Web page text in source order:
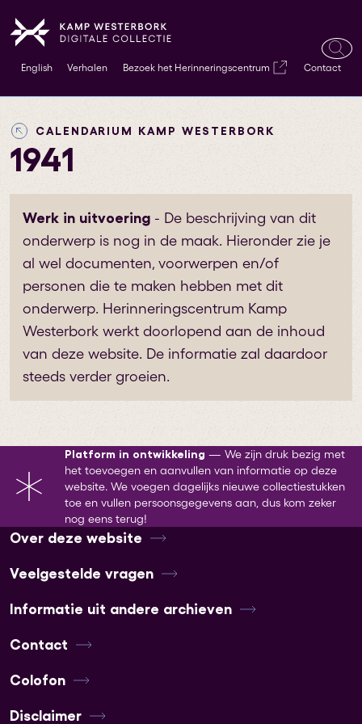
English Verhalen Bezoek het Herinneringscentrum Contact
CALENDARIUM KAMP WESTERBORK
1941
Werk in uitvoering - De beschrijving van dit
onderwerp is nog in de maak. Hieronder zie je
al wel documenten, voorwerpen en/of
personen die te maken hebben met dit
onderwerp. Herinneringscentrum Kamp
Westerbork werkt doorlopend aan de inhoud
van deze website. De informatie zal daardoor
steeds verder groeien.
Platform in ontwikkeling — We zijn druk bezig met
het toevoegen en aanvullen van informatie op deze
website. We voegen dagelijks nieuwe collectiestukken
toe en vullen persoonsgegevens aan, dus kom zeker
nog eens terug!
Over deze website
Veelgestelde vragen
Informatie uit andere archieven
Contact
Colofon
Disclaimer